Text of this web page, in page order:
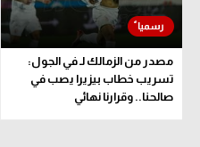
أقسام خاصة
ميركاتو
مصدر من الزمالك لـ في الجول:
تسريب خطاب بيزيرا يصب في
صالحنا.. وقرارنا نهائي